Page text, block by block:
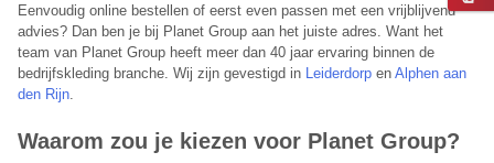
Eenvoudig online bestellen of eerst even passen met een vrijblijvend
advies? Dan ben je bij Planet Group aan het juiste adres. Want het
team van Planet Group heeft meer dan 40 jaar ervaring binnen de
bedrijfskleding branche. Wij zijn gevestigd in
Leiderdorp en Alphen aan
den Rijn
Waarom zou je kiezen voor Planet Group?